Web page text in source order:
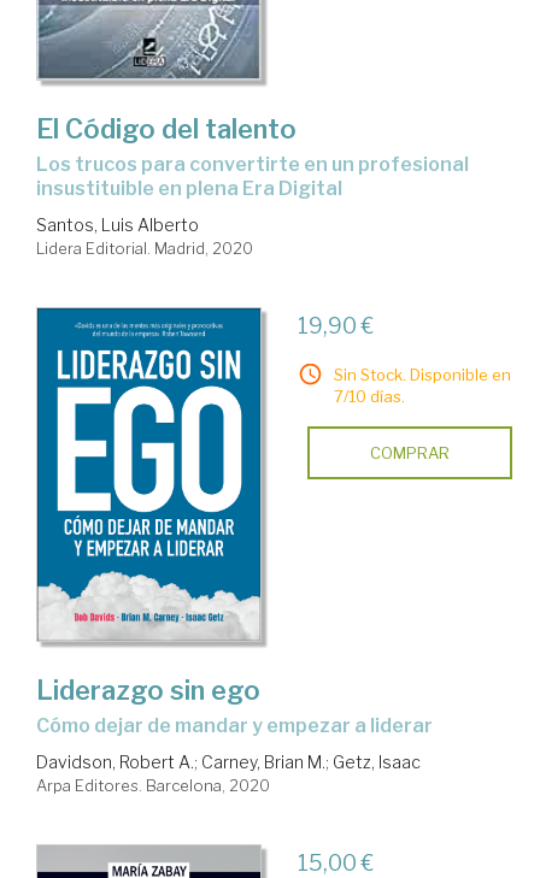
El Código del talento
los trucos para convertirte en un profesional
insustituible en plena Era Digital
Santos, Luis Alberto
Lidera Editorial. Madrid, 2020
19,90 €
Sin Stock. Disponible en
7/10 días.
COMPRAR
Liderazgo sin ego
cómo dejar de mandar y empezar a liderar
Davidson, Robert A.; Carney, Brian M.; Getz, Isaac
Arpa Editores. Barcelona, 2020
15,00 €